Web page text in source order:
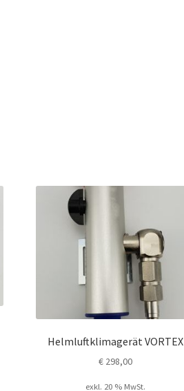
Helmluftklimagerät VORTEX
€298,00
exkl. 20 % MwSt.